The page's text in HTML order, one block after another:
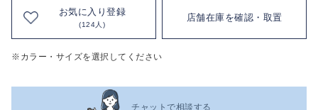
お気に入り登録
(124人)
店舗在庫を確認・取置
※カラー・サイズを選択してください
チャットで相談する